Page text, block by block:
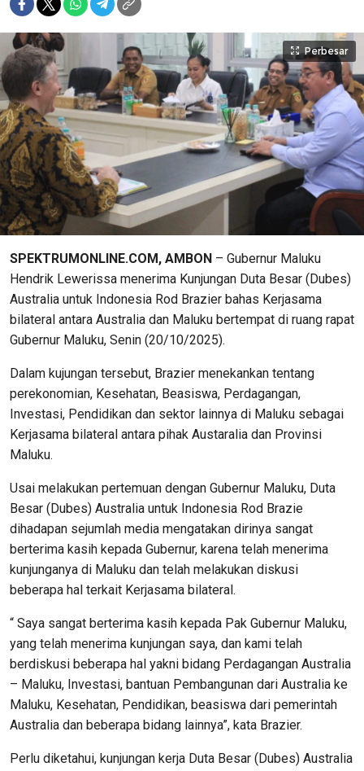
Perbesar
SPEKTRUMONLINE.COM, AMBON – Gubernur Maluku
Hendrik Lewerissa menerima Kunjungan Duta Besar (Dubes)
Australia untuk Indonesia Rod Brazier bahas Kerjasama
bilateral antara Australia dan Maluku bertempat di ruang rapat
Gubernur Maluku, Senin (20/10/2025).
Dalam kujungan tersebut, Brazier menekankan tentang
perekonomian, Kesehatan, Beasiswa, Perdagangan,
Investasi, Pendidikan dan sektor lainnya di Maluku sebagai
Kerjasama bilateral antara pihak Austaralia dan Provinsi
Maluku.
Usai melakukan pertemuan dengan Gubernur Maluku, Duta
Besar (Dubes) Australia untuk Indonesia Rod Brazie
dihadapan sejumlah media mengatakan dirinya sangat
berterima kasih kepada Gubernur, karena telah menerima
kunjunganya di Maluku dan telah melakukan diskusi
beberapa hal terkait Kerjasama bilateral.
“ Saya sangat berterima kasih kepada Pak Gubernur Maluku,
yang telah menerima kunjungan saya, dan kami telah
berdiskusi beberapa hal yakni bidang Perdagangan Australia
– Maluku, Investasi, bantuan Pembangunan dari Australia ke
Maluku, Kesehatan, Pendidikan, beasiswa dari pemerintah
Australia dan beberapa bidang lainnya”, kata Brazier.
Perlu diketahui, kunjungan kerja Duta Besar (Dubes) Australia